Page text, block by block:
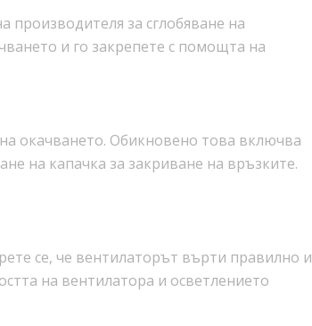
производителя за сглобяване на
и го закрепете с помощта на
окачването. Обикновено това включва
на капачка за закриване на връзките.
се, че вентилаторът върти правилно и
на вентилатора и осветлението